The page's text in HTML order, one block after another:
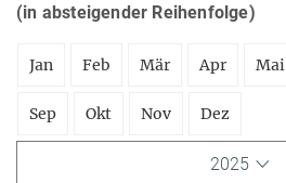
(in absteigender Reihenfolge)
Jan Feb Mär Apr Mai
Sep Okt Nov Dez
2025